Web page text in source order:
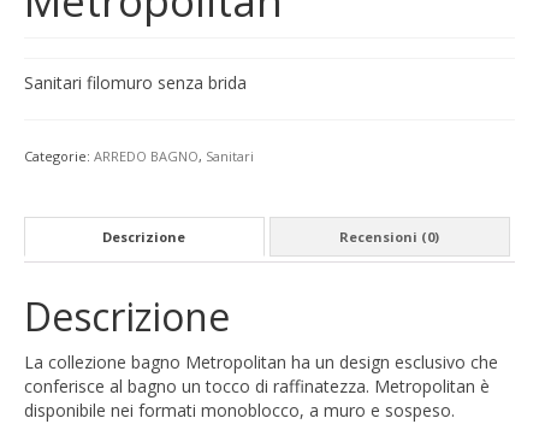
Sanitari filomuro senza brida
Categorie: ARREDO BAGNO, Sanitari
Descrizione Recensioni (0)
Descrizione
La collezione bagno Metropolitan ha un design esclusivo che
conferisce al bagno un tocco di raffinatezza. Metropolitan è
disponibile nei formati monoblocco, a muro e sospeso.